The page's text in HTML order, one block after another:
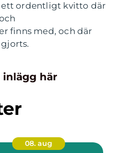
ett ordentligt kvitto där
finns med, och där
inlägg här
08. aug